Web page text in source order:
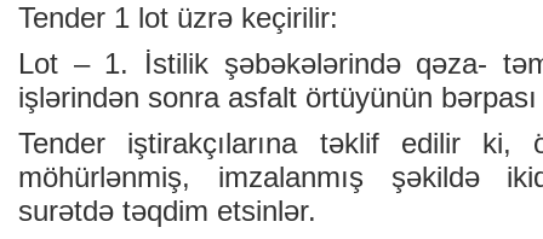
Tender 1 lot üzrə keçirilir:
Lot – 1. İstilik şəbəkələrində qəza-
işlərindən sonra asfalt örtüyünün
Tender iştirakçılarına təklif edilir ki,
möhürlənmiş, imzalanmış şəkildə
surətdə təqdim etsinlər.